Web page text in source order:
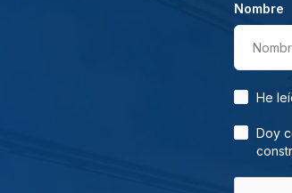
Nombre
He
Doy